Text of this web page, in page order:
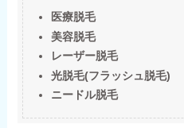
医療脱毛
美容脱毛
レーザー脱毛
光脱毛(フラッシュ脱毛)
ニードル脱毛